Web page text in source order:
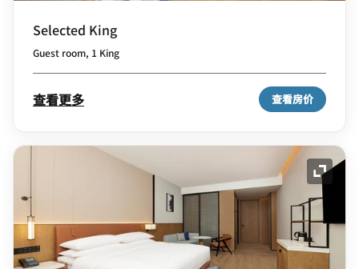
Selected King
Guest room, 1 King
查看更多 查看房价
展开